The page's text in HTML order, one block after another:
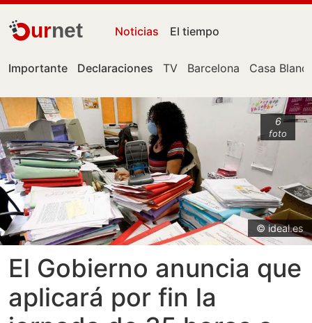
urnet Noticias El tiempo
Importante Declaraciones TV Barcelona Casa
6
foto
© ideal.es
El Gobierno anuncia que
aplicará por fin la